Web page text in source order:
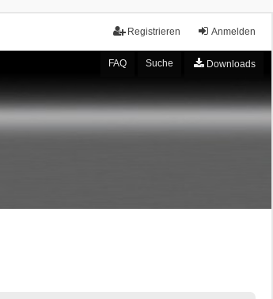
Anmelden
Registrieren
FAQ Suche Downloads